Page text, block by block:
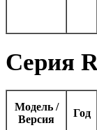
Серия
Модель /
Версия
Год